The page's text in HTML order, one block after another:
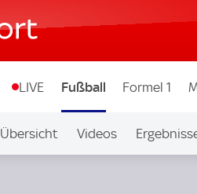
LIVE Fußball Formel 1
Übersicht Videos